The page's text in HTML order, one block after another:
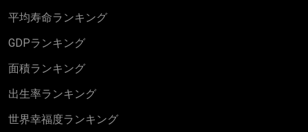
平均寿命ランキング
GDPランキング
面積ランキング
出生率ランキング
世界幸福度ランキング